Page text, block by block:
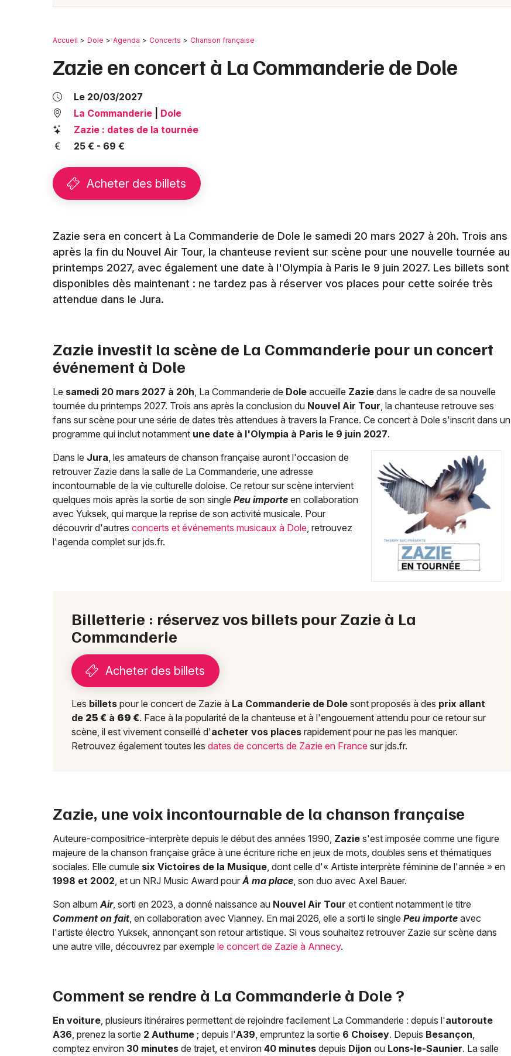
Chanson française en Bourgogne-
Franche-Comté
Actus à Dole
Magazine à Dole
Choisir mes départements
Mulhouse
Nice
Accueil Dole Agenda Concerts Chanson française
Zazie en concert à La Commanderie de Dole
Le 20/03/2027
La Commanderie
Dole
Zazie : dates de la tournée
25 € - 69 €
Acheter des billets
Zazie sera en concert à La Commanderie de Dole le samedi 20 mars 2027 à 20h. Trois ans
après la fin du Nouvel Air Tour, la chanteuse revient sur scène pour une nouvelle tournée au
printemps 2027, avec également une date à l'Olympia à Paris le 9 juin 2027. Les billets sont
disponibles dès maintenant : ne tardez pas à réserver vos places pour cette soirée très
attendue dans le Jura.
Zazie investit la scène de La Commanderie pour un concert
événement à Dole
Le samedi 20 mars 2027 à 20h, La Commanderie de Dole accueille Zazie dans le cadre de sa nouvelle
tournée du printemps 2027. Trois ans après la conclusion du Nouvel Air Tour, la chanteuse retrouve ses
fans sur scène pour une série de dates très attendues à travers la France. Ce concert à Dole s'inscrit dans un
programme qui inclut notamment une date à l'Olympia à Paris le 9 juin 2027.
Dans le Jura, les amateurs de chanson française auront l'occasion de
retrouver Zazie dans la salle de La Commanderie, une adresse
incontournable de la vie culturelle doloise. Ce retour sur scène intervient
quelques mois après la sortie de son single Peu importe en collaboration
avec Yuksek, qui marque la reprise de son activité musicale. Pour
découvrir d'autres concerts et événements musicaux à Dole, retrouvez
l'agenda complet sur jds.fr.
Billetterie : réservez vos billets pour Zazie à La
Commanderie
Acheter des billets
Les billets pour le concert de Zazie à La Commanderie de Dole sont proposés à des prix allant
de 25 € à 69 €. Face à la popularité de la chanteuse et à l'engouement attendu pour ce retour sur
scène, il est vivement conseillé d'acheter vos places rapidement pour ne pas les manquer.
Retrouvez également toutes les dates de concerts de Zazie en France sur jds.fr.
Zazie, une voix incontournable de la chanson française
Auteure-compositrice-interprète depuis le début des années 1990, Zazie s'est imposée comme une figure
majeure de la chanson française grâce à une écriture riche en jeux de mots, doubles sens et thématiques
sociales. Elle cumule six Victoires de la Musique, dont celle d'« Artiste interprète féminine de l'année » en
1998 et 2002, et un NRJ Music Award pourÀ ma place, son duo avec Axel Bauer.
Son albumAir, sorti en 2023, a donné naissance au Nouvel Air Tour et contient notamment le titre
Comment on fait, en collaboration avec Vianney. En mai 2026, elle a sorti le single Peu importe avec
l'artiste électro Yuksek, annonçant son retour artistique. Si vous souhaitez retrouver Zazie sur scène dans
une autre ville, découvrez par exemple le concert de Zazie à Annecy.
Comment se rendre à La Commanderie à Dole ?
En voiture, plusieurs itinéraires permettent de rejoindre facilement La Commanderie : depuis l'autoroute
A36, prenez la sortie 2 Authume ; depuis l'A39, empruntez la sortie 6 Choisey. Depuis Besançon,
comptez environ 30 minutes de trajet, et environ 40 minutes depuis Dijon ou Lons-le-Saunier. La salle